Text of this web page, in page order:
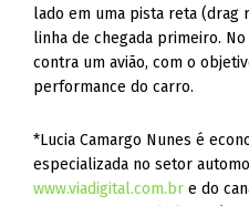
lado em uma pista reta (drag
linha de chegada primeiro.
contra um avião, com o
performance do carro.
*Lucia Camargo Nunes é
especializada no setor
www.viadigital.com.br e do